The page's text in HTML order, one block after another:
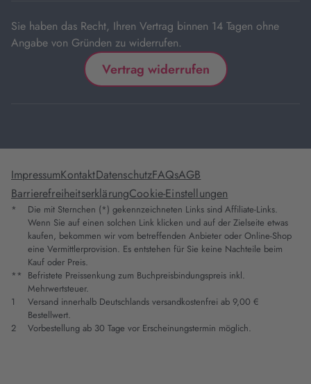
Sie haben das Recht, Ihren Vertrag binnen 14 Tagen ohne
Angabe von Gründen zu widerrufen.
Vertrag widerrufen
ImpressumKontaktDatenschutzFAQsAGB
BarrierefreiheitserklärungCookie-Einstellungen
*
Die mit Sternchen (*) gekennzeichneten Links sind Affiliate-Links.
Wenn Sie auf einen solchen Link klicken und auf der Zielseite etwas
kaufen, bekommen wir vom betreffenden Anbieter oder Online-Shop
eine Vermittlerprovision. Es entstehen für Sie keine Nachteile beim
Kauf oder Preis.
** Befristete Preissenkung zum Buchpreisbindungspreis inkl.
Mehrwertsteuer.
1
Versand innerhalb Deutschlands versandkostenfrei ab 9,00 €
Bestellwert.
2
Vorbestellung ab 30 Tage vor Erscheinungstermin möglich.